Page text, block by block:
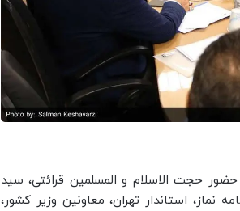
حجت الاسلام و المسلمین قرائتی، سید
نماز، استاندار تهران، معاونین وزیر کشور،